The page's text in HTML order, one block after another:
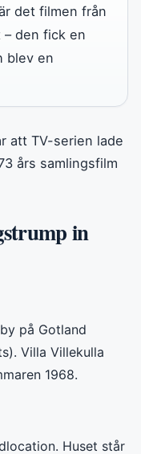
det filmen från
– den fick en
blev en
att TV-serien lade
års samlingsfilm
in
på Gotland
Villa Villekulla
1968.
Huset står